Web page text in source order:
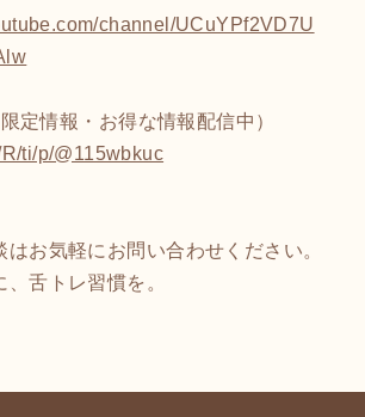
channel/UCuYPf2VD7U
定情報・お得な情報配信中）
ti/p/@115wbkuc
はお気軽にお問い合わせください。
舌トレ習慣を。